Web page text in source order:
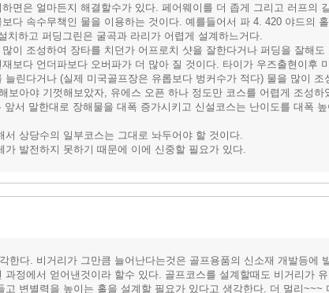
면은 얼마든지 해결할수가 있다. 페어웨이를 더 좁게 그리고 러프의
다 속수무책인 물을 이용하는 것이다. 예를들어서 파 4. 420 야드의
치하고 퍼딩그린은 굴곡과 라리가 어렵게 설계하느거다.
이 조성하여 장타를 치던가 어프로치 샷을 잘한다거나 퍼딩을 잘해도
보다 언더파보다 오버파가 더 많아 질 것이다. 타이가 우즈출현이후
린다거나 (실제 미국골프장은 유롭보다 벙커수가 적다) 물을 많이 조
보아야 기껏해보았자, 유에스 오픈 하나 정도만 코스를 어렵게 조성하
서 말한대로 장해물을 대폭 증가시키고 신설코스는 난이도를 대폭 높
상당수의 일부코스는 그대로 놔두어야 할 것이다.
발전하지 못하기 때문에 이에 신중할 필요가 있다.
한다. 비거리가 그만큼 늘어난다는것은 골프용품의 신소재 개발등에
정에서 얻어낸것이라 할수 있다. 골프코스를 설계할때도 비거리가 유
변별력을 높이는 홀을 설계할 필요가 있다고 생각한다. 더 멀리~~~